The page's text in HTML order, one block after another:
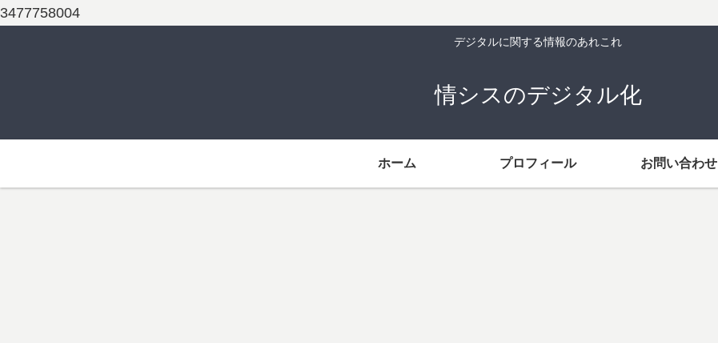
3477758004
デジタルに関する情報のあれこれ
情シスのデジタル化
ホーム プロフィール お問い合わせ